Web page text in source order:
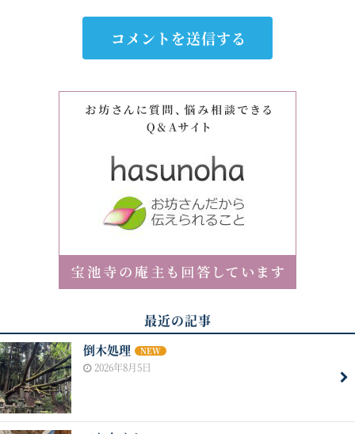
最近の記事
倒木処理 NEW
2026年8月5日